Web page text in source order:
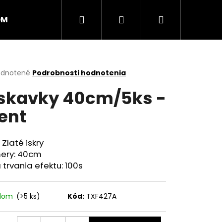
RAKETY RÍMSKE SVIECE
Hľadať PrihlásenieNákupný
Podrobnosti hodnotenia
40cm/5ks -
Zlaté iskry
40cm
trvania efektu: 100s
(>5 ks) Kód: TXF427A